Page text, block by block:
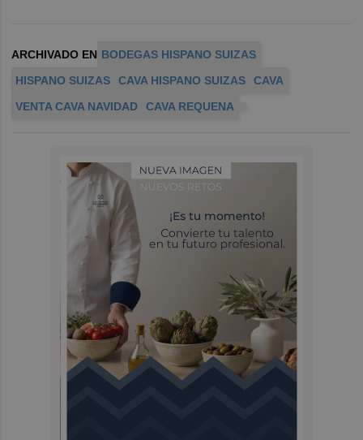
ARCHIVADO EN BODEGAS HISPANO SUIZAS
HISPANO SUIZAS
CAVA HISPANO SUIZAS
CAVA
VENTA CAVA NAVIDAD
CAVA REQUENA